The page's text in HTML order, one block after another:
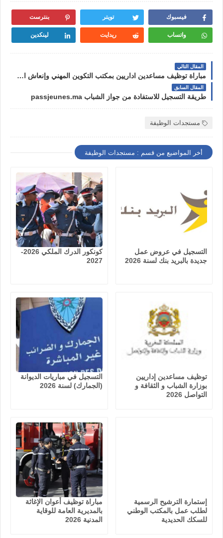
فيسبوك تويتر بنترست
واتساب ريدايت لينكدين
المقال التالي
مباراة توظيف مساعدين اداريين بمكتب التكوين المهني وإنعاش الشغل
المقال السابق
طريقة التسجيل للاستفادة من جواز الشباب passjeunes.ma
مستجدات الوظيفة
أخر المواضيع من قسم : مستجدات الوظيفة
التسجيل في عروض عمل
جديدة بالبريد بنك لسنة 2026
كونكور الدرك الملكي 2026-
2027
توظيف مساعدين إداريين
بوزارة الشباب و الثقافة و
التواصل 2026
التسجيل في مباريات الديوانة
(الجمارك) لسنة 2026
إستمارة الترشيح الرسمية
لطلب عمل بالمكتب الوطني
للسكك الحديدية
مباراة توظيف أعوان الإغاثة
بالمديرية العامة للوقاية
المدنية 2026